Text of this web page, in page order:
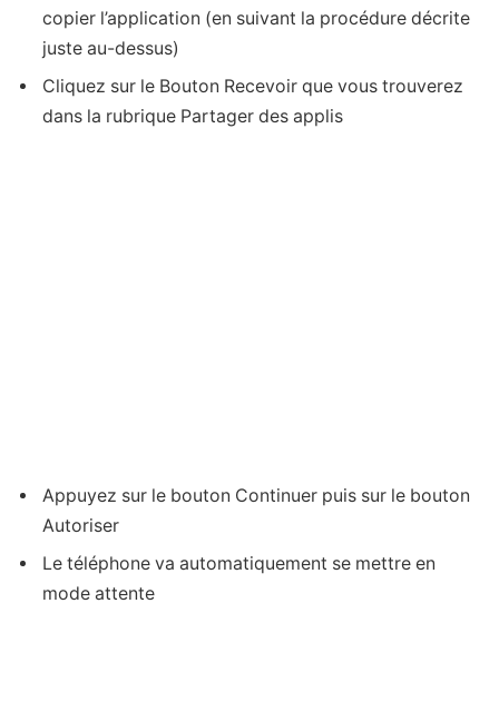
copier l’application (en suivant la procédure décrite
juste au-dessus)
Cliquez sur le Bouton Recevoir que vous trouverez
dans la rubrique Partager des applis
Appuyez sur le bouton Continuer puis sur le bouton
Autoriser
Le téléphone va automatiquement se mettre en
mode attente